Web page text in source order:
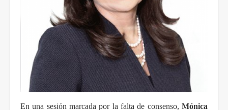
En una sesión marcada por la falta de consenso, Mónica